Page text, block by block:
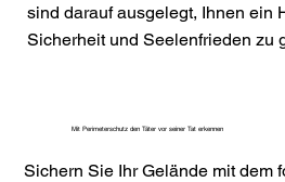
sind darauf ausgelegt, Ihnen ein
Sicherheit und Seelenfrieden zu
Mit Perimeterschutz den Täter vor seiner Tat erkennen
Sichern Sie Ihr Gelände mit dem